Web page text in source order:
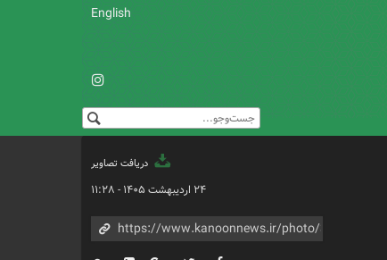
English
دریافت تصاویر
۲۴ اردیبهشت ۱۴۰۵ - ۱۱:۲۸